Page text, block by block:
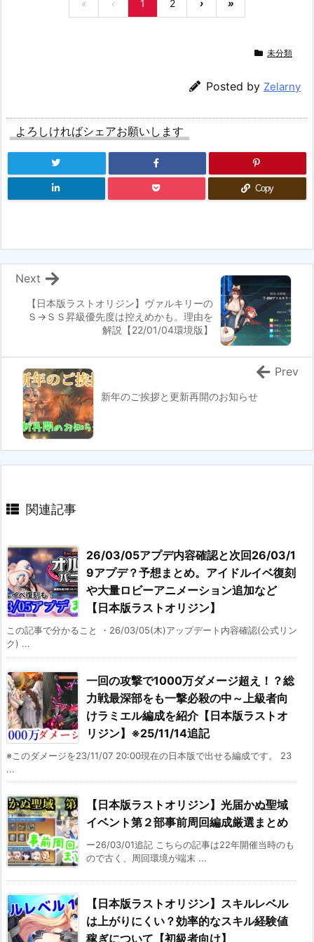
« ‹ 1 2 › »
未分類
Posted by Zelarny
よろしければシェアお願いします
Copy
【日本版ラストオリジン】ヴァルキリーの
Ｓ→ＳＳ昇級優先度は控えめかも。理由を
解説【22/01/04環境版】
Next
新年のご挨拶と更新再開のお知らせ
Prev
関連記事
26/03/05アプデ内容確認と次回26/03/1
9アプデ？予想まとめ。アイドルイベ復刻
や大量ロビーアニメーション追加など
【日本版ラストオリジン】
この記事で分かること ・26/03/05(木)アップデート内容確認(公式リン
ク) ...
一回の攻撃で1000万ダメージ超え！？総
力戦最深部をも一撃必殺の中～上級者向
けラミエル編成を紹介【日本版ラストオ
リジン】※25/11/14追記
※このダメージを23/11/07 20:00現在の日本版で出せる編成です。 23
...
【日本版ラストオリジン】光届かぬ聖域
イベント第２部事前周回編成厳選まとめ
ー26/03/01追記 こちらの記事は22年開催当時のも
ので古く、周回環境が端末 ...
【日本版ラストオリジン】スキルレベル
は上がりにくい？効率的なスキル経験値
稼ぎについて【初級者向け】